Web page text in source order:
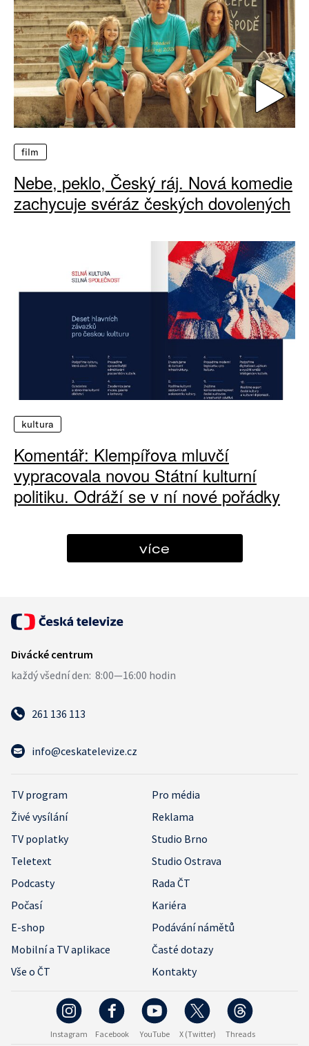
film
Nebe, peklo, Český ráj. Nová komedie
zachycuje svéráz českých dovolených
kultura
Komentář: Klempířova mluvčí
vypracovala novou Státní kulturní
politiku. Odráží se v ní nové pořádky
více
261 136 113
info@ceskatelevize.cz
TV program
Pro média
Živé vysílání
Reklama
TV poplatky
Studio Brno
Teletext
Studio Ostrava
Podcasty
Rada ČT
Počasí
Kariéra
E-shop
Podávání námětů
Mobilní a TV aplikace
Časté dotazy
Vše o ČT
Kontakty
Instagram Facebook YouTube X (Twitter) Threads